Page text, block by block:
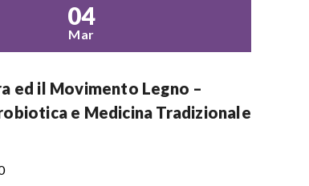
04
Mar
ed il Movimento Legno –
e Medicina Tradizionale